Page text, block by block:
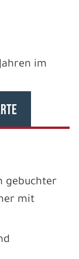
im
gebuchter
mit